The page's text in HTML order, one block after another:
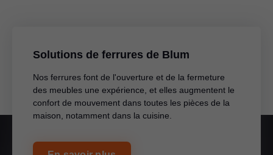
Solutions de ferrures de Blum
Nos ferrures font de l'ouverture et de la fermeture
des meubles une expérience, et elles augmentent le
confort de mouvement dans toutes les pièces de la
maison, notamment dans la cuisine.